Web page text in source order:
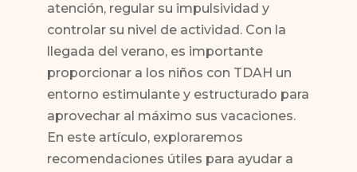
atención, regular su impulsividad y
controlar su nivel de actividad. Con la
llegada del verano, es importante
proporcionar a los niños con TDAH un
entorno estimulante y estructurado para
aprovechar al máximo sus vacaciones.
En este artículo, exploraremos
recomendaciones útiles para ayudar a